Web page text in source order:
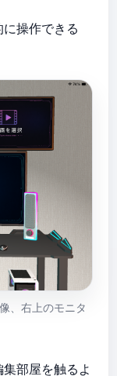
操作できる
、右上のモニタ
部屋を触るよ